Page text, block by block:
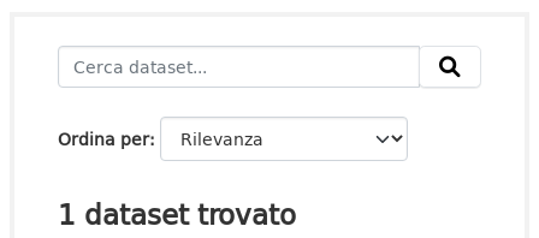
Ordina per
1 dataset trovato